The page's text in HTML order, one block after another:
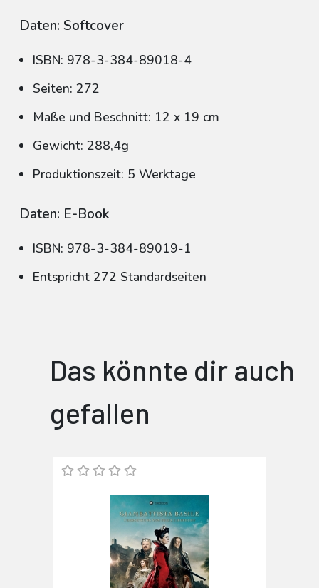
Daten: Softcover
ISBN: 978-3-384-89018-4
Seiten: 272
Maße und Beschnitt: 12 x 19 cm
Gewicht: 288,4g
Produktionszeit: 5 Werktage
Daten: E-Book
ISBN: 978-3-384-89019-1
Entspricht 272 Standardseiten
Das könnte dir auch
gefallen